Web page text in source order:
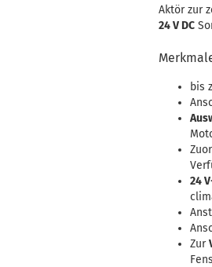
Aktör zur
24 V DC
bis
24
Zur